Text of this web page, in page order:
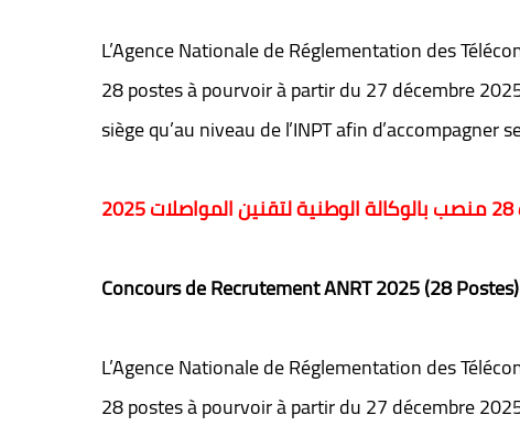
L’Agence Nationale de Réglementation des
28 postes à pourvoir à partir du 27 décembre
siège qu’au niveau de l’INPT afin d’accompagner
Concours de Recrutement ANRT 2025 (28 Postes)
L’Agence Nationale de Réglementation des
28 postes à pourvoir à partir du 27 décembre